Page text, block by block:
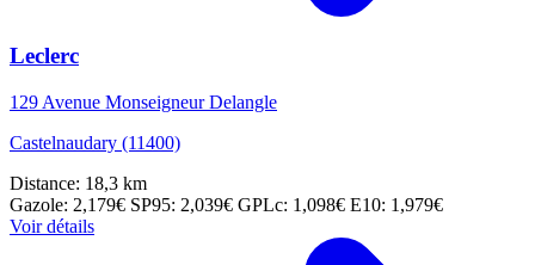
Leclerc
129 Avenue Monseigneur Delangle
Castelnaudary (11400)
Distance: 18,3 km
Gazole: 2,179€ SP95: 2,039€ GPLc: 1,098€ E10: 1,979€
Voir détails